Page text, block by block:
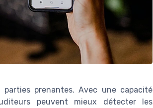
prenantes. Avec une capacité
peuvent mieux détecter les